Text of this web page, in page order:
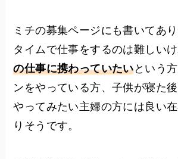
ミチの募集ページにも書いてあ
タイムで仕事をするのは難しいけ
の仕事に携わっていたいという
ンをやっている方、子供が寝た
やってみたい主婦の方には良い
りそうです。